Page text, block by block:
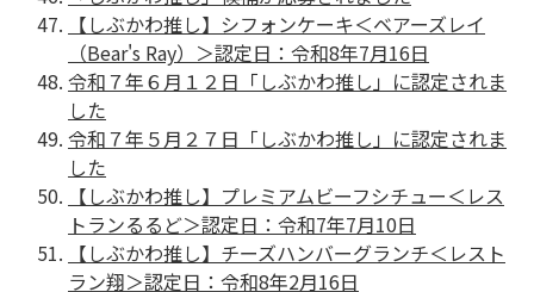
【しぶかわ推し】シフォンケーキ＜ベアーズレイ
（Bear's Ray）＞認定日：令和8年7月16日
令和７年６月１２日「しぶかわ推し」に認定されま
した
令和７年５月２７日「しぶかわ推し」に認定されま
した
【しぶかわ推し】プレミアムビーフシチュー＜レス
トランるるど＞認定日：令和7年7月10日
【しぶかわ推し】チーズハンバーグランチ＜レスト
ラン翔＞認定日：令和8年2月16日